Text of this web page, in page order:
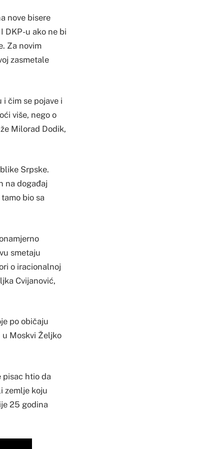
nove bisere
DKP-u ako ne bi
Za novim
zasmetale
i čim se pojave i
više, nego o
Milorad Dodik,
Srpske.
na događaj
bio sa
smetaju
o iracionalnoj
Cvijanović,
po običaju
u Moskvi Željko
pisac htio da
zemlje koju
25 godina